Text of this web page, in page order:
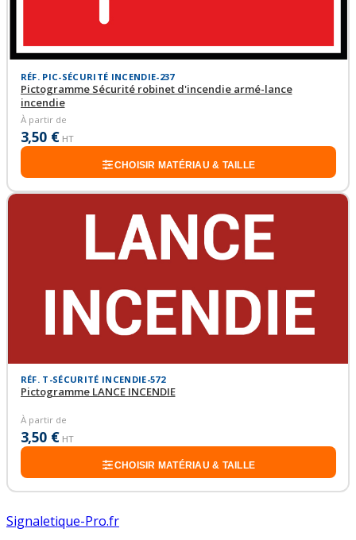
RÉF. PIC-SÉCURITÉ INCENDIE-237
Pictogramme Sécurité robinet d'incendie armé-lance
incendie
À partir de
3,50 € HT
CHOISIR MATÉRIAU & TAILLE
RÉF. T-SÉCURITÉ INCENDIE-572
Pictogramme LANCE INCENDIE
À partir de
3,50 € HT
CHOISIR MATÉRIAU & TAILLE
Signaletique-Pro.fr